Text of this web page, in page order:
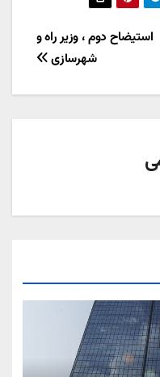
استیضاح دوم ، وزیر راه و
شهرسازی